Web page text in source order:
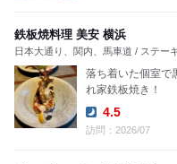
鉄板焼料理 美安 横浜
日本大通り、関内、馬車道 / ステー
落ち着いた個室で
れ家鉄板焼き！
Dinner:
4.5
訪問：2026/07